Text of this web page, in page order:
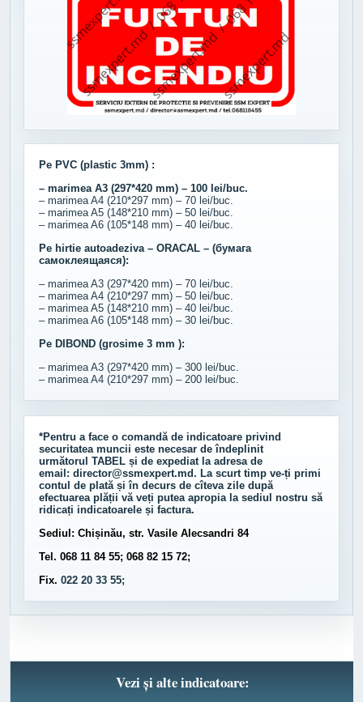
Pe PVC (plastic 3mm) :
– marimea A3 (297*420 mm) – 100 lei/buc.
– marimea A4 (210*297 mm) – 70 lei/buc.
– marimea A5 (148*210 mm) – 50 lei/buc.
– marimea A6 (105*148 mm) – 40 lei/buc.
Pe hirtie autoadeziva – ORACAL – (бумага
самоклеящаяся):
– marimea A3 (297*420 mm) – 70 lei/buc.
– marimea A4 (210*297 mm) – 50 lei/buc.
– marimea A5 (148*210 mm) – 40 lei/buc.
– marimea A6 (105*148 mm) – 30 lei/buc.
Pe DIBOND (grosime 3 mm ):
– marimea A3 (297*420 mm) – 300 lei/buc.
– marimea A4 (210*297 mm) – 200 lei/buc.
*Pentru a face o comandă de indicatoare privind
securitatea muncii este necesar de îndeplinit
următorul TABEL și de expediat la adresa de
email: director@ssmexpert.md. La scurt timp ve-ți primi
contul de plată și în decurs de cîteva zile după
efectuarea plății vă veți putea apropia la sediul nostru să
ridicați indicatoarele și factura.
Sediul: Chișinău, str. Vasile Alecsandri 84
Tel. 068 11 84 55; 068 82 15 72;
Fix. 022 20 33 55;
Vezi și alte indicatoare: